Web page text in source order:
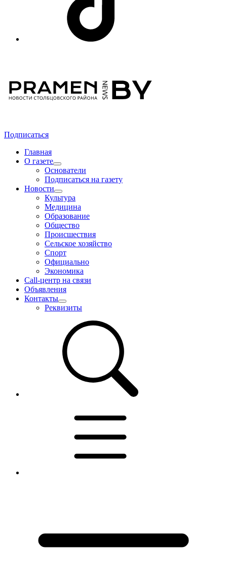
Подписаться
Главная
О газете
Основатели
Подписаться на газету
Новости
Культура
Медицина
Образование
Общество
Происшествия
Сельское хозяйство
Спорт
Официально
Экономика
Call-центр на связи
Объявления
Контакты
Реквизиты